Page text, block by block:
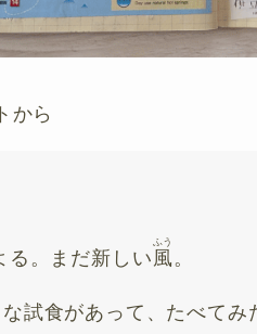
から
る。まだ新しい 風
ふう
。
試食があって、たべてみ